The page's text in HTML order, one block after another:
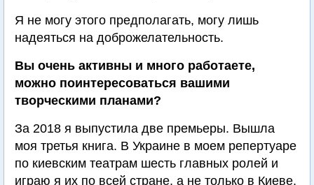
Я не могу этого предполагать, могу лишь
надеяться на доброжелательность.
Вы очень активны и много работаете,
можно поинтересоваться вашими
творческими планами?
За 2018 я выпустила две премьеры. Вышла
моя третья книга. В Украине в моем репертуаре
по киевским театрам шесть главных ролей и
играю я их по всей стране, а не только в Киеве.